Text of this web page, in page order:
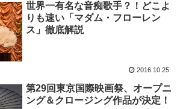
世界一有名な音痴歌手？！どこよ
りも速い「マダム・フローレン
ス」徹底解説
2016.10.25
第29回東京国際映画祭、オープニ
ング＆クロージング作品が決定！